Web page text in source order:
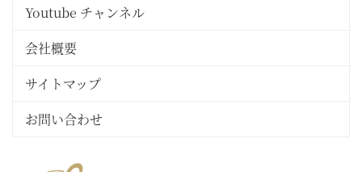
Youtube チャンネル
会社概要
サイトマップ
お問い合わせ